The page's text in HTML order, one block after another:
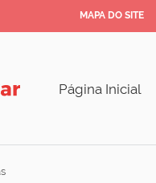
MAPA DO SITE
Página Inicial